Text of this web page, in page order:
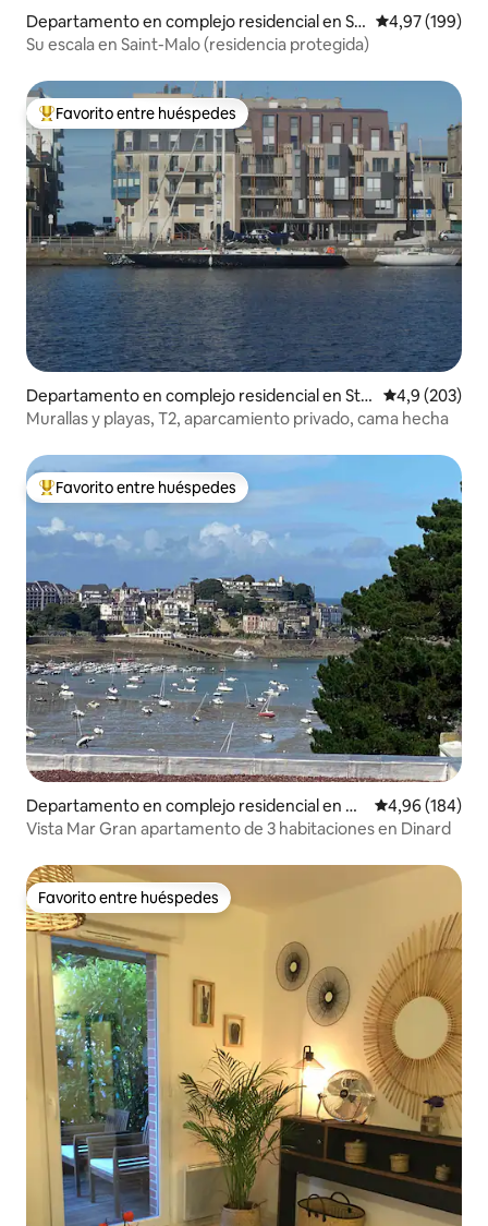
Departamento en complejo residencial en Sai
nt-Malo
Calificación
4,97 (199)
Su escala en Saint-Malo (residencia protegida)
Favorito entre los huéspedes más destacados
Favorito entre huéspedes
Departamento en complejo residencial en St-
Malo
Calificación
4,9 (203)
Murallas y playas, T2, aparcamiento privado, cama hecha
Favorito entre los huéspedes más destacados
Favorito entre huéspedes
Departamento en complejo residencial en Di
nard
Calificación
4,96 (184)
Vista Mar Gran apartamento de 3 habitaciones en Dinard
Favorito entre huéspedes
Favorito entre huéspedes